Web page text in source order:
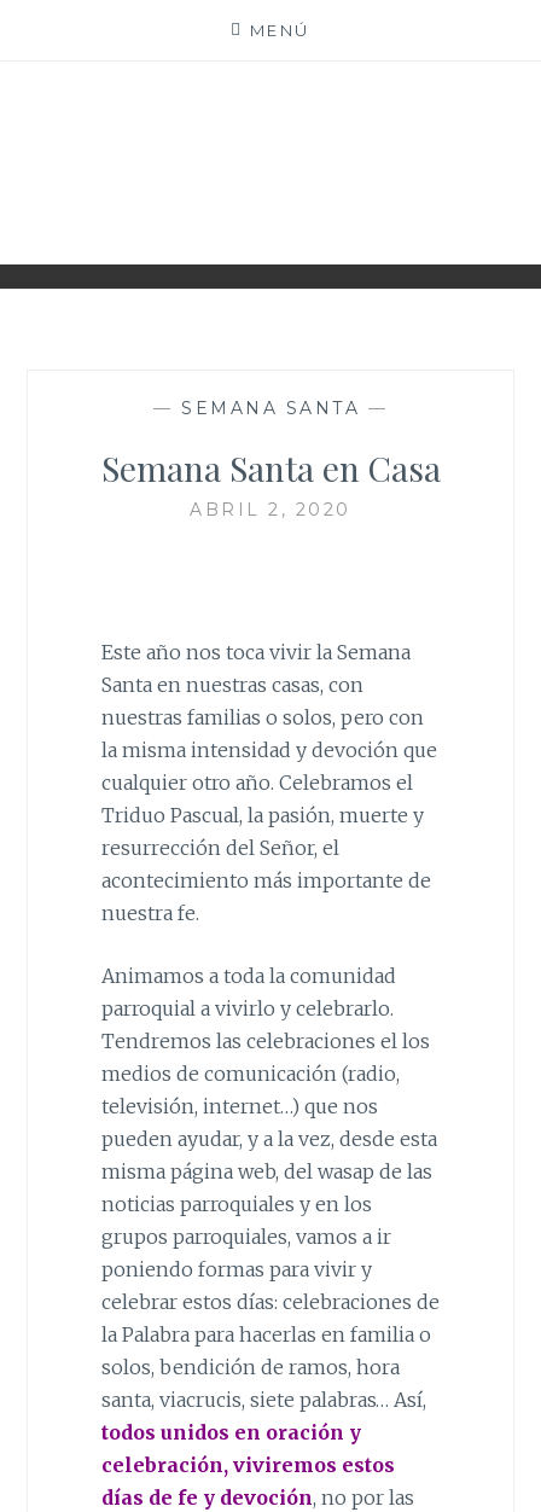
MENÚ
— SEMANA SANTA —
Semana Santa en Casa
ABRIL 2, 2020
Este año nos toca vivir la Semana
Santa en nuestras casas, con
nuestras familias o solos, pero con
la misma intensidad y devoción que
cualquier otro año. Celebramos el
Triduo Pascual, la pasión, muerte y
resurrección del Señor, el
acontecimiento más importante de
nuestra fe.
Animamos a toda la comunidad
parroquial a vivirlo y celebrarlo.
Tendremos las celebraciones el los
medios de comunicación (radio,
televisión, internet…) que nos
pueden ayudar, y a la vez, desde esta
misma página web, del wasap de las
noticias parroquiales y en los
grupos parroquiales, vamos a ir
poniendo formas para vivir y
celebrar estos días: celebraciones de
la Palabra para hacerlas en familia o
solos, bendición de ramos, hora
santa, viacrucis, siete palabras… Así,
todos unidos en oración y
celebración, viviremos estos
días de fe y devoción, no por las